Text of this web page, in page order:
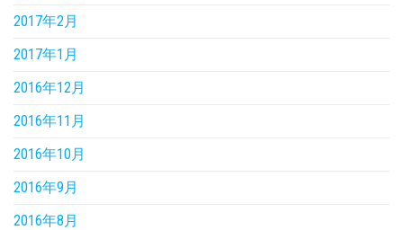
2017年2月
2017年1月
2016年12月
2016年11月
2016年10月
2016年9月
2016年8月